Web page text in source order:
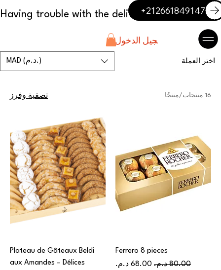
+212661849147
تسجيل الدخول
MAD (د.م.) اختر العملة
16 منتجات/منتجًا تصفية وفرز
Ferrero 8 pieces
سعر عادي
سعر البيع
Plateau de Gâteaux Beldi
aux Amandes – Délices